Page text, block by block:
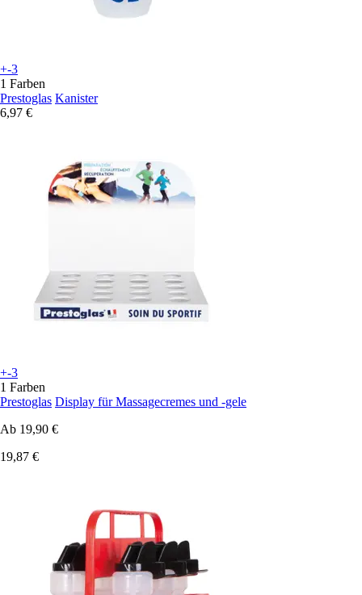
+-3
1 Farben
Prestoglas Kanister
6,97 €
+-3
1 Farben
Prestoglas Display für Massagecremes und -gele
Ab 19,90 €
19,87 €